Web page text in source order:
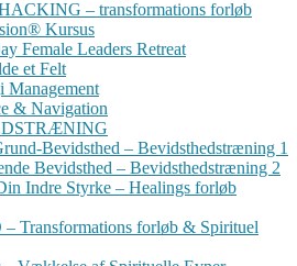
– transformations forløb
Kursus
Female Leaders Retreat
et Felt
Management
& Navigation
Bevidsthed – Bevidsthedstræning 1
Bevidsthed – Bevidsthedstræning 2
Indre Styrke – Healings forløb
Transformations forløb & Spirituel